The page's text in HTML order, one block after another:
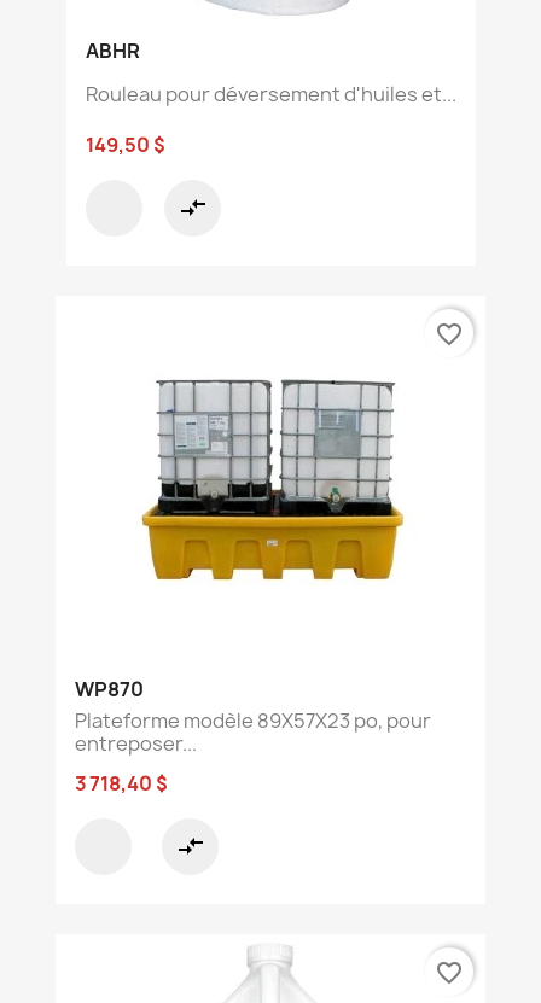
ABHR
Rouleau pour déversement d'huiles et...
149,50 $
compare_arrows
WP870
Plateforme modèle 89X57X23 po, pour
entreposer...
3 718,40 $
compare_arrows
favorite_border
favorite_border